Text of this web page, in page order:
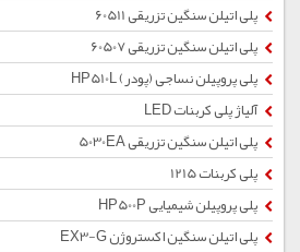
پلی اتیلن سنگین تزریقی 60511
پلی اتیلن سنگین تزریقی 60507
پلی پروپیلن نساجی (پودر) HP510L
آلیاژ پلی کربنات LED
پلی اتیلن سنگین تزریقی 5030EA
پلی کربنات 1215
پلی پروپیلن شیمیایی HP500P
پلی اتیلن سنگین اکستروژن EX3-G